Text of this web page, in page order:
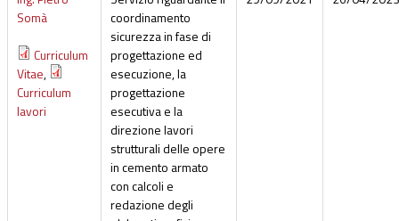
Somà
Curriculum
Vitae,
Curriculum
lavori
coordinamento
sicurezza in fase di
progettazione ed
esecuzione, la
progettazione
esecutiva e la
direzione lavori
strutturali delle opere
in cemento armato
con calcoli e
redazione degli